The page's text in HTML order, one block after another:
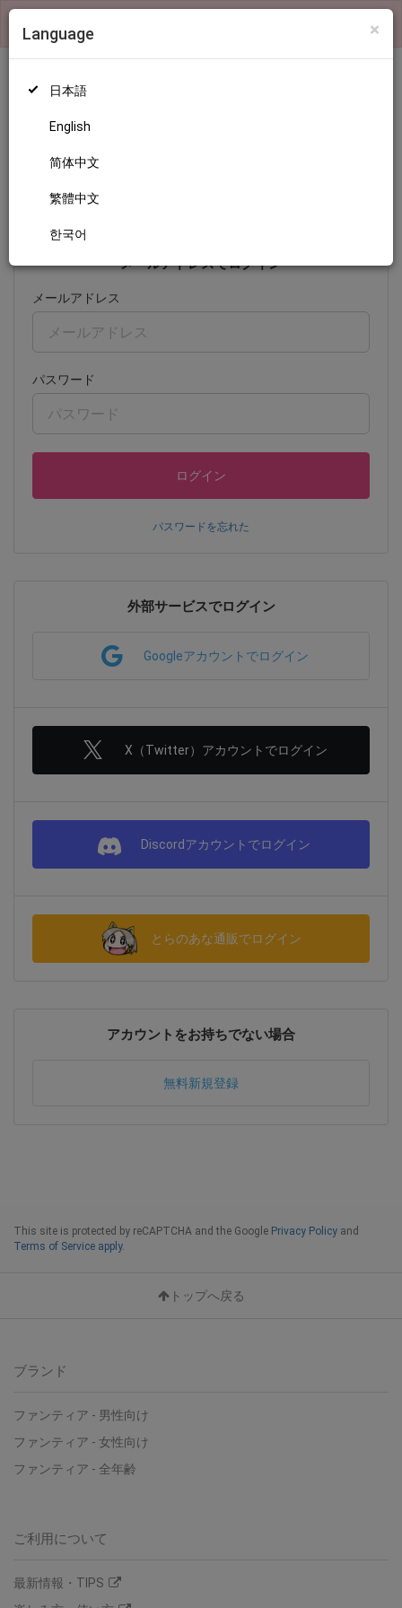
×
Language
日本語
English
简体中文
繁體中文
한국어
×
日本語
メールアドレスでログイン
メールアドレス
パスワード
ログイン
パスワードを忘れた
外部サービスでログイン
Googleアカウントでログイン
X（Twitter）アカウントでログイン
Discordアカウントでログイン
とらのあな通販でログイン
アカウントをお持ちでない場合
無料新規登録
This site is protected by reCAPTCHA and the Google Privacy Policy and
Terms of Service apply.
トップへ戻る
ブランド
ファンティア - 男性向け
ファンティア - 女性向け
ファンティア - 全年齢
ご利用について
最新情報・TIPS